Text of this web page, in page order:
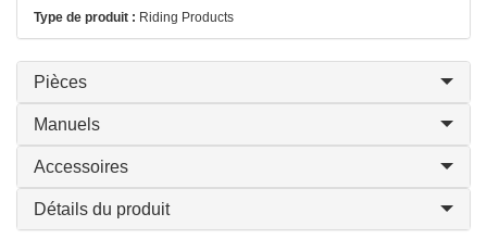
Type de produit : Riding Products
Pièces
Manuels
Accessoires
Détails du produit